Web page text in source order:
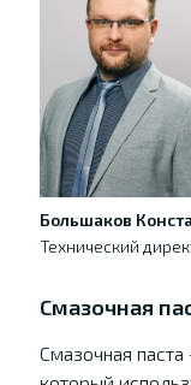
Большаков
Технический
Смазочная
Смазочная